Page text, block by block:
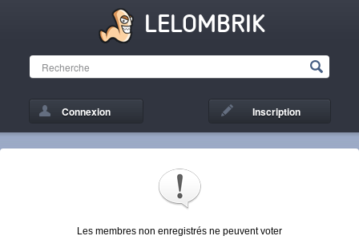
LELOMBRIK
Connexion Inscription
Les membres non enregistrés ne peuvent voter